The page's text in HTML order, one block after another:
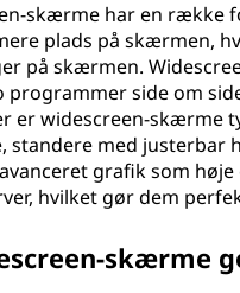
skærme har en række
plads på skærmen,
på skærmen.
programmer side om
er widescreen-skærme
standere med justerbar
grafik som
hvilket gør dem
skærme